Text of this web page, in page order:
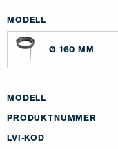
MODELL
Ø 160 MM
MODELL
PRODUKTNUMMER
LVI-KOD